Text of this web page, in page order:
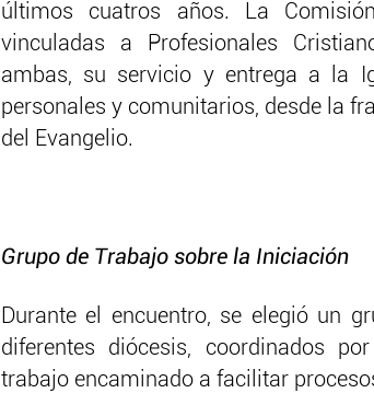
últimos cuatros años. La
vinculadas a Profesionales
ambas, su servicio y entrega a la
personales y comunitarios, desde la
del Evangelio.
Grupo de Trabajo sobre la Iniciación
Durante el encuentro, se elegió un
diferentes diócesis, coordinados
trabajo encaminado a facilitar